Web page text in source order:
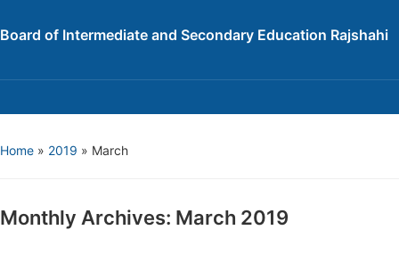
Board of Intermediate and Secondary Education Rajshahi
Home » 2019 » March
Monthly Archives: March 2019